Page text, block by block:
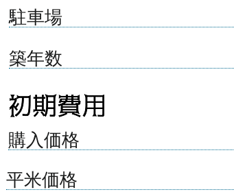
​購入価格
平米価格
​駐車場
築年数